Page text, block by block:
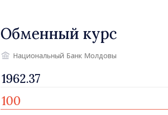
Обменный курс
Национальный Банк Молдовы